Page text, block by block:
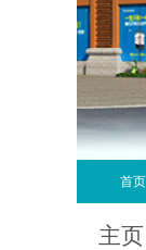
首页
主页